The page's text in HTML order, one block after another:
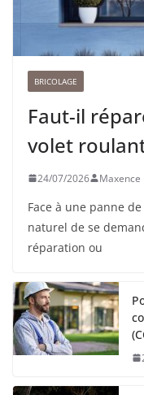
BRICOLAGE
Faut-il
volet
24/07/2026 Maxence
Face à une panne
naturel de se
réparation ou